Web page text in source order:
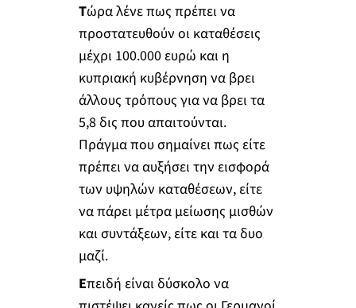
Τώρα λένε πως πρέπει να
προστατευθούν οι καταθέσεις
μέχρι 100.000 ευρώ και η
κυπριακή κυβέρνηση να βρει
άλλους τρόπους για να βρει τα
5,8 δις που απαιτούνται.
Πράγμα που σημαίνει πως είτε
πρέπει να αυξήσει την εισφορά
των υψηλών καταθέσεων, είτε
να πάρει μέτρα μείωσης μισθών
και συντάξεων, είτε και τα δυο
μαζί.
Επειδή είναι δύσκολο να